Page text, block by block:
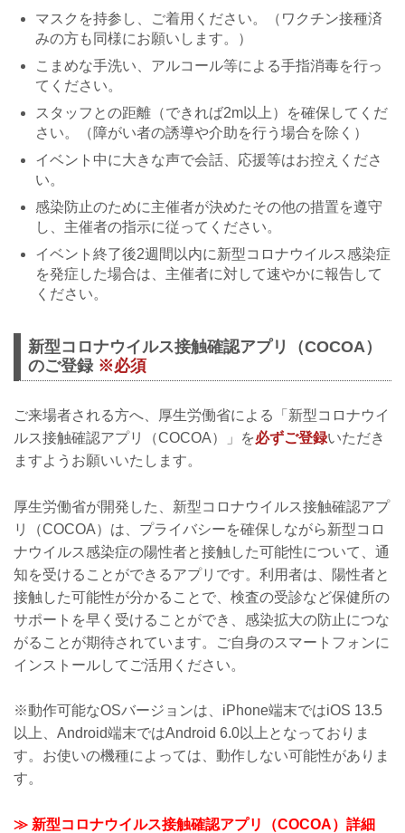
マスクを持参し、ご着用ください。（ワクチン接種済
みの方も同様にお願いします。）
こまめな手洗い、アルコール等による手指消毒を行っ
てください。
スタッフとの距離（できれば2m以上）を確保してくだ
さい。（障がい者の誘導や介助を行う場合を除く）
イベント中に大きな声で会話、応援等はお控えくださ
い。
感染防止のために主催者が決めたその他の措置を遵守
し、主催者の指示に従ってください。
イベント終了後2週間以内に新型コロナウイルス感染症
を発症した場合は、主催者に対して速やかに報告して
ください。
新型コロナウイルス接触確認アプリ（COCOA）
のご登録 ※必須
ご来場者される方へ、厚生労働省による「新型コロナウイ
ルス接触確認アプリ（COCOA）」を必ずご登録いただき
ますようお願いいたします。
厚生労働省が開発した、新型コロナウイルス接触確認アプ
リ（COCOA）は、プライバシーを確保しながら新型コロ
ナウイルス感染症の陽性者と接触した可能性について、通
知を受けることができるアプリです。利用者は、陽性者と
接触した可能性が分かることで、検査の受診など保健所の
サポートを早く受けることができ、感染拡大の防止につな
がることが期待されています。ご自身のスマートフォンに
インストールしてご活用ください。
※動作可能なOSバージョンは、iPhone端末ではiOS 13.5
以上、Android端末ではAndroid 6.0以上となっておりま
す。お使いの機種によっては、動作しない可能性がありま
す。
≫ 新型コロナウイルス接触確認アプリ（COCOA）詳細